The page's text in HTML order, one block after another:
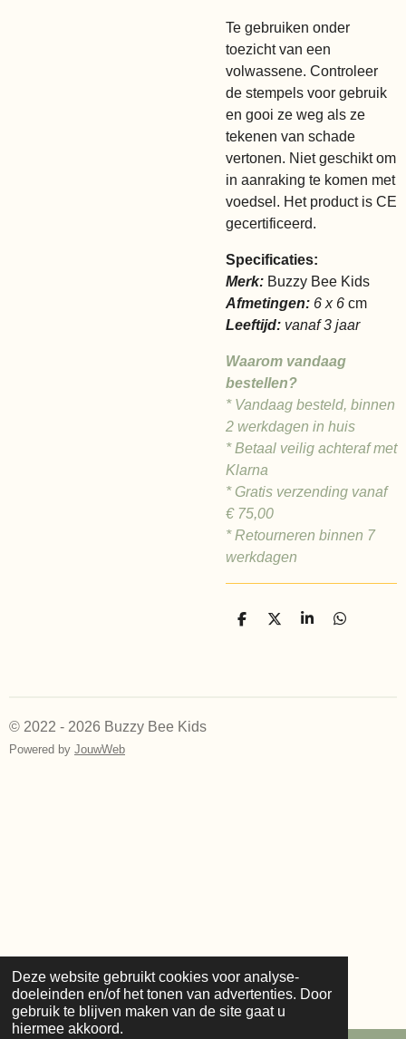
Deze website gebruikt cookies voor analyse-
doeleinden en/of het tonen van advertenties. Door
gebruik te blijven maken van de site gaat u
hiermee akkoord.
Te gebruiken onder
toezicht van een
volwassene. Controleer
de stempels voor gebruik
en gooi ze weg als ze
tekenen van schade
vertonen. Niet geschikt om
in aanraking te komen met
voedsel. Het product is CE
gecertificeerd.
Specificaties:
Merk: Buzzy Bee Kids
Afmetingen: 6 x 6 cm
Leeftijd: vanaf 3 jaar
Waarom vandaag
bestellen?
* Vandaag besteld, binnen
2 werkdagen in huis
* Betaal veilig achteraf met
Klarna
* Gratis verzending vanaf
€ 75,00
* Retourneren binnen 7
werkdagen
D
D
S
D
© 2022 - 2026 Buzzy Bee Kids
Powered by JouwWeb